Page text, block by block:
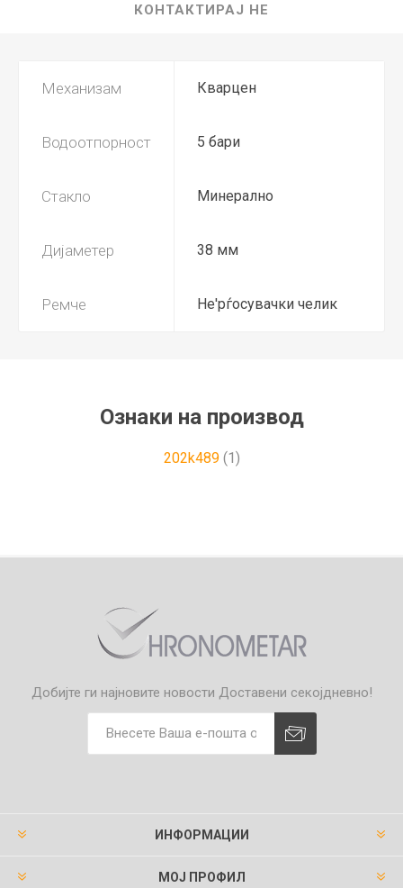
КОНТАКТИРАЈ НЕ
Механизам Кварцен
Водоотпорност 5 бари
Стакло Минерално
Дијаметер 38 мм
Ремче Не'рѓосувачки челик
Ознаки на производ
202k489 (1)
Добијте ги најновите новости Доставени секојдневно!
ИНФОРМАЦИИ
МОЈ ПРОФИЛ